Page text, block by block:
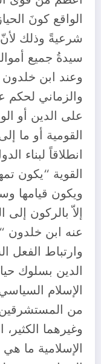
الواقع كونَ
شرعيةً وذلك
سيدةُ جميع
وعند ابن خلدون
والزماني لحكم
على الدين أو
القومية أو ما
انطلاقاً لبناء
القوية “يكون
ويكون قيامها
إلاّ بالركون إلى
عنه ابن خلدون
وارتباط الفعل
الدين بسلوك
الإسلام
من
وغيرهما
الإسلامية ما